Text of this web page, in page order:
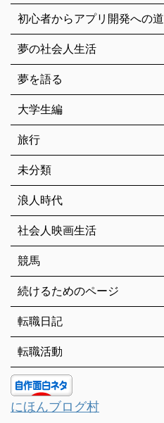
初心者からアプリ開発への道
夢の社会人生活
夢を語る
大学生編
旅行
未分類
浪人時代
社会人映画生活
競馬
続けるためのページ
転職日記
転職活動
にほんブログ村